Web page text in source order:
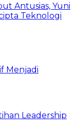
Antusias, Yuni
Teknologi
Menjadi
Leadership